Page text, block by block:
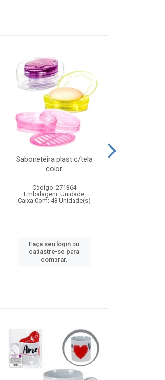
Saboneteira plast c/tela
color
Código: 271364
Embalagem: Unidade
Caixa Com: 48 Unidade(s)
Faça seu login ou
cadastre-se para
comprar.